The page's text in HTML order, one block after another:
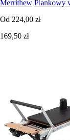
Merrithew Piankowy
Od 224,00 zł
169,50 zł